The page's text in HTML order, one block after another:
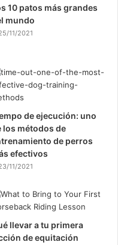
10 patos más grandes
mundo
11/2021
de ejecución: uno
los métodos de
de perros
efectivos
11/2021
llevar a tu primera
de equitación